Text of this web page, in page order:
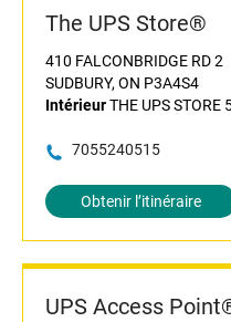
The UPS Store®
410 FALCONBRIDGE RD 2
SUDBURY, ON P3A4S4
IntérieurTHE UPS STORE
7055240515
Obtenir l’itinéraire
UPS Access